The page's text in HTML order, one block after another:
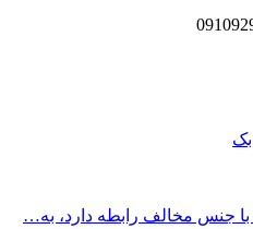
با جنس مخالف رابطه دارد، به…